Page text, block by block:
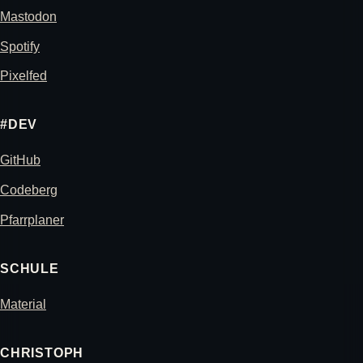
Mastodon
Spotify
Pixelfed
#DEV
GitHub
Codeberg
Pfarrplaner
SCHULE
Material
CHRISTOPH